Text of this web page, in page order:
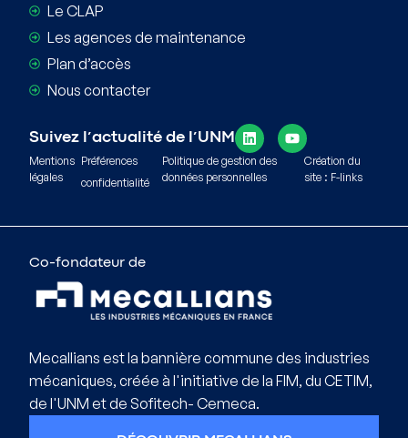
Le CLAP
Les agences de maintenance
Plan d’accès
Nous contacter
Suivez l’actualité de l’UNM
Mentions
légales
Préférences
confidentialité
Politique de gestion des
données personnelles
Création du
site : F-links
Co-fondateur de
Mecallians est la bannière commune des industries
mécaniques, créée à l'initiative de la FIM, du CETIM,
de l'UNM et de Sofitech- Cemeca.